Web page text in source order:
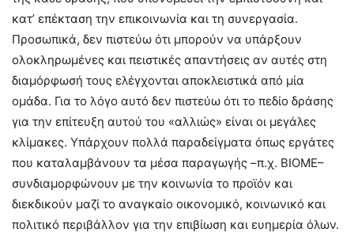
κατ’ επέκταση την επικοινωνία και τη συνεργασία.
Προσωπικά, δεν πιστεύω ότι μπορούν να υπάρξουν
ολοκληρωμένες και πειστικές απαντήσεις αν αυτές στη
διαμόρφωσή τους ελέγχονται αποκλειστικά από μία
ομάδα. Για το λόγο αυτό δεν πιστεύω ότι το πεδίο δράσης
για την επίτευξη αυτού του «αλλιώς» είναι οι μεγάλες
κλίμακες. Υπάρχουν πολλά παραδείγματα όπως εργάτες
που καταλαμβάνουν τα μέσα παραγωγής –π.χ. ΒΙΟΜΕ–
συνδιαμορφώνουν με την κοινωνία το προϊόν και
διεκδικούν μαζί το αναγκαίο οικονομικό, κοινωνικό και
πολιτικό περιβάλλον για την επιβίωση και ευημερία όλων.